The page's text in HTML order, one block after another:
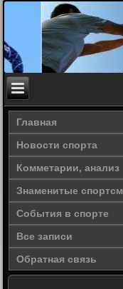
Главная
Новости спорта
Комметарии, анализ
Знаменитые
События в спорте
Все записи
Обратная связь